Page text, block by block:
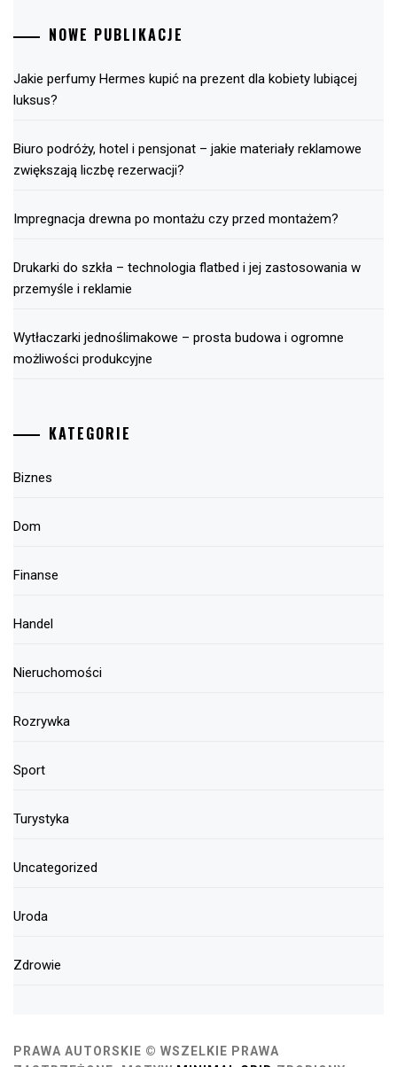
NOWE PUBLIKACJE
Jakie perfumy Hermes kupić na prezent dla kobiety lubiącej
luksus?
Biuro podróży, hotel i pensjonat – jakie materiały reklamowe
zwiększają liczbę rezerwacji?
Impregnacja drewna po montażu czy przed montażem?
Drukarki do szkła – technologia flatbed i jej zastosowania w
przemyśle i reklamie
Wytłaczarki jednoślimakowe – prosta budowa i ogromne
możliwości produkcyjne
KATEGORIE
Biznes
Dom
Finanse
Handel
Nieruchomości
Rozrywka
Sport
Turystyka
Uncategorized
Uroda
Zdrowie
PRAWA AUTORSKIE © WSZELKIE PRAWA